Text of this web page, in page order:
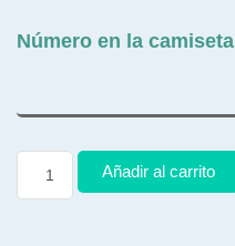
Número en la camiseta
Añadir al carrito